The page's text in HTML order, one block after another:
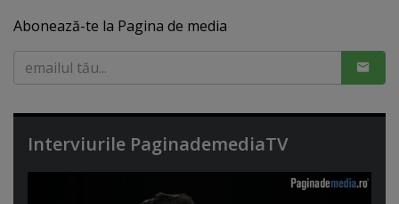
Abonează-te la Pagina de media
Interviurile PaginademediaTV